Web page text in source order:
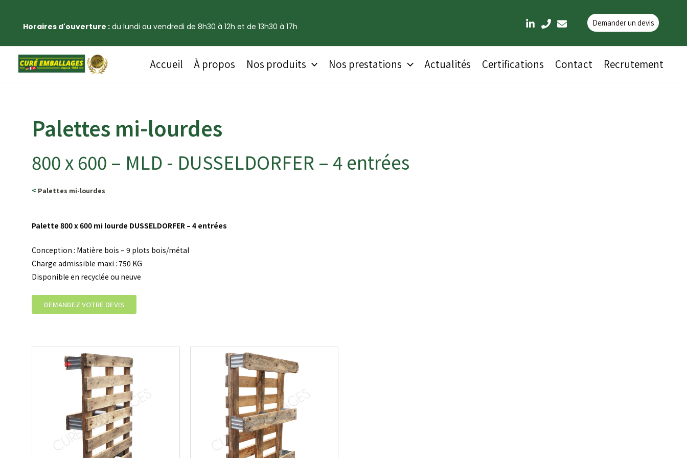
Horaires d'ouverture : du lundi au vendredi de 8h30 à 12h et de 13h30 à 17h Demander un devis
Accueil À propos Nos produits Nos prestations Actualités Certifications Contact Recrutement
Palettes mi-lourdes
800 x 600 – MLD - DUSSELDORFER – 4 entrées
< Palettes mi-lourdes
Palette 800 x 600 mi lourde DUSSELDORFER – 4 entrées
Conception : Matière bois – 9 plots bois/métal
Charge admissible maxi : 750 KG
Disponible en recyclée ou neuve
DEMANDEZ VOTRE DEVIS